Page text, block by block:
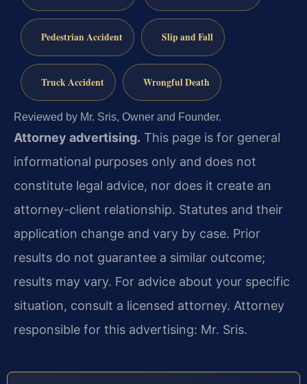
Pedestrian Accident Slip and Fall
Truck Accident Wrongful Death
Reviewed by Mr. Sris, Owner and Founder.
Attorney advertising. This page is for general
informational purposes only and does not
constitute legal advice, nor does it create an
attorney-client relationship. Statutes and their
application change and vary by case. Prior
results do not guarantee a similar outcome;
results may vary. For advice about your specific
situation, consult a licensed attorney. Attorney
responsible for this advertising: Mr. Sris.